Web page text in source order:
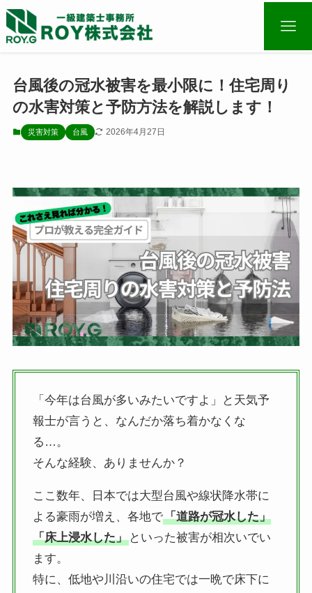
台風後の冠水被害を最小限に！住宅周り
の水害対策と予防方法を解説します！
災害対策 台風 2026年4月27日
「今年は台風が多いみたいですよ」と天気予
報士が言うと、なんだか落ち着かなくな
る…。
そんな経験、ありませんか？
ここ数年、日本では大型台風や線状降水帯に
よる豪雨が増え、各地で「道路が冠水した」
「床上浸水した」 といった被害が相次いでい
ます。
特に、低地や川沿いの住宅では一晩で床下に